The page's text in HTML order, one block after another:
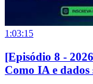
1:03:15
[Episódio 8 -
Como IA e